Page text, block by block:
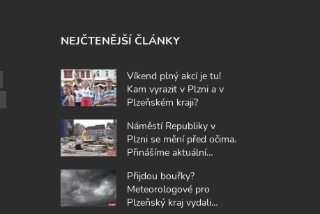
NEJČTENĚJŠÍ ČLÁNKY
Víkend plný akcí je tu!
Kam vyrazit v Plzni a v
Plzeňském kraji?
Náměstí Republiky v
Plzni se mění před očima.
Přinášíme aktuální
Přijdou bouřky?
Meteorologové pro
Plzeňský kraj vydali